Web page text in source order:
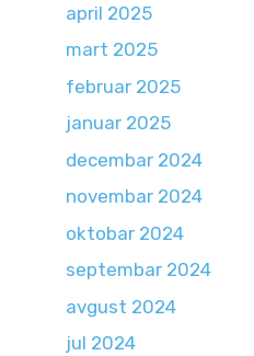
april 2025
mart 2025
februar 2025
januar 2025
decembar 2024
novembar 2024
oktobar 2024
septembar 2024
avgust 2024
jul 2024